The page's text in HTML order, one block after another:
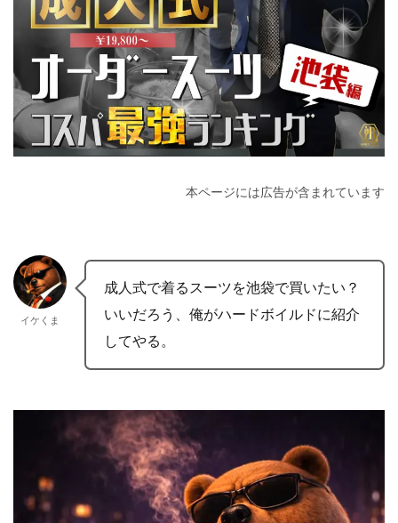
本ページには広告が含まれています
イケくま
成人式で着るスーツを池袋で買いたい？
いいだろう、俺がハードボイルドに紹介
してやる。